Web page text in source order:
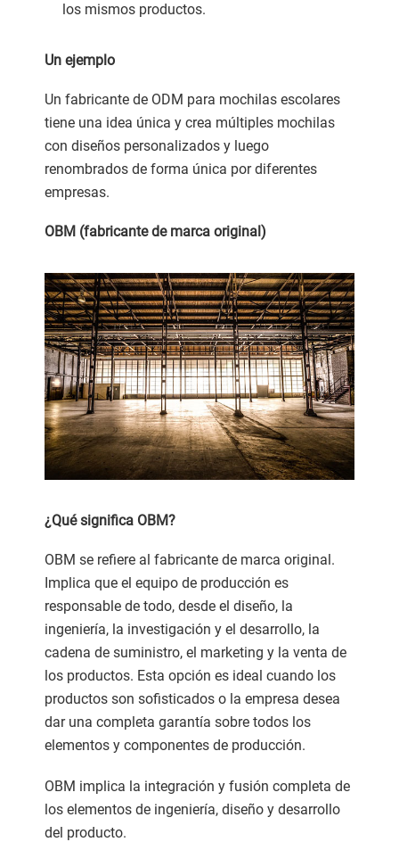
los mismos productos.
Un ejemplo
Un fabricante de ODM para mochilas escolares
tiene una idea única y crea múltiples mochilas
con diseños personalizados y luego
renombrados de forma única por diferentes
empresas.
OBM (fabricante de marca original)
¿Qué significa OBM?
OBM se refiere al fabricante de marca original.
Implica que el equipo de producción es
responsable de todo, desde el diseño, la
ingeniería, la investigación y el desarrollo, la
cadena de suministro, el marketing y la venta de
los productos. Esta opción es ideal cuando los
productos son sofisticados o la empresa desea
dar una completa garantía sobre todos los
elementos y componentes de producción.
OBM implica la integración y fusión completa de
los elementos de ingeniería, diseño y desarrollo
del producto.